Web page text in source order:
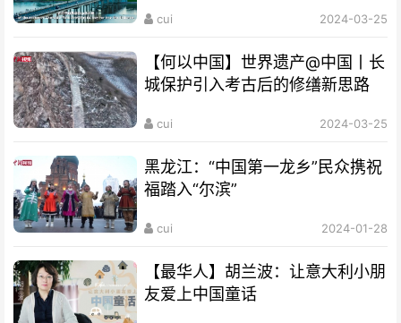
cui 2024-03-25
【何以中国】世界遗产@中国丨长
城保护引入考古后的修缮新思路
cui 2024-03-25
黑龙江：“中国第一龙乡”民众携祝
福踏入“尔滨”
cui 2024-01-28
【最华人】胡兰波：让意大利小朋
友爱上中国童话